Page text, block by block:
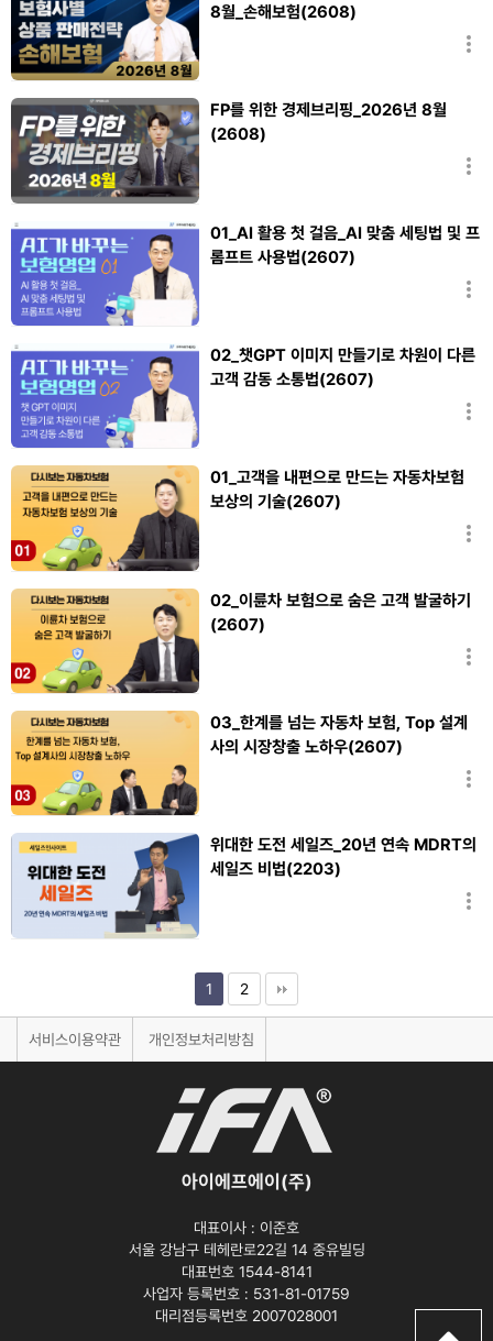
8월_손해보험(2608)
FP를 위한 경제브리핑_2026년 8월
(2608)
01_AI 활용 첫 걸음_AI 맞춤 세팅법 및 프
롬프트 사용법(2607)
02_챗GPT 이미지 만들기로 차원이 다른
고객 감동 소통법(2607)
01_고객을 내편으로 만드는 자동차보험
보상의 기술(2607)
02_이륜차 보험으로 숨은 고객 발굴하기
(2607)
03_한계를 넘는 자동차 보험, Top 설계
사의 시장창출 노하우(2607)
위대한 도전 세일즈_20년 연속 MDRT의
세일즈 비법(2203)
1 2
서비스이용약관 개인정보처리방침
아이에프에이(주)
대표이사 : 이준호
서울 강남구 테헤란로22길 14 중유빌딩
대표번호 1544-8141
사업자 등록번호 : 531-81-01759
대리점등록번호 2007028001